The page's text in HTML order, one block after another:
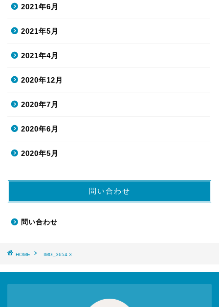
2021年6月
2021年5月
2021年4月
2020年12月
2020年7月
2020年6月
2020年5月
問い合わせ
問い合わせ
HOME IMG_3654 3